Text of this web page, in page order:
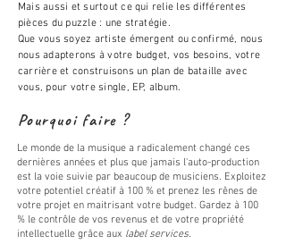
Mais aussi et surtout ce qui relie les différentes
pièces du puzzle : une stratégie.
Que vous soyez artiste émergent ou confirmé, nous
nous adapterons à votre budget, vos besoins, votre
carrière et construisons un plan de bataille avec
vous, pour votre single, EP, album.
Pourquoi faire ?
Le monde de la musique a radicalement changé ces
dernières années et plus que jamais l'auto-production
est la voie suivie par beaucoup de musiciens. Exploitez
votre potentiel créatif à 100 % et prenez les rênes de
votre projet en maitrisant votre budget. Gardez à 100
% le contrôle de vos revenus et de votre propriété
intellectuelle grâce aux label services.